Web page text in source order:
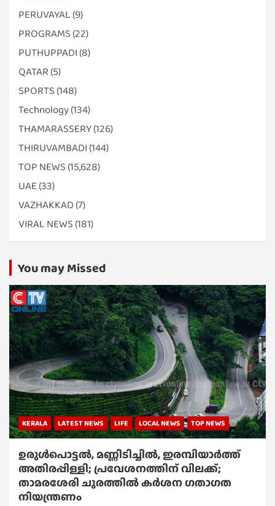
PERUVAYAL (9)
PROGRAMS (22)
PUTHUPPADI (8)
QATAR (5)
SPORTS (148)
Technology(134)
THAMARASSERY(126)
THIRUVAMBADI (144)
TOP NEWS (15,628)
UAE (33)
VAZHAKKAD(7)
VIRAL NEWS (181)
You may Missed
KERALA LATEST NEWS LIFE LOCAL NEWS TOP NEWS
ഉരുൾപൊട്ടൽ, മണ്ണിടിച്ചിൽ, ഇരമ്പിയാര്‍ത്ത്
അതിരപ്പിള്ളി; പ്രവേശനത്തിന് വിലക്ക്;
താമരശേരി ചുരത്തില്‍ കര്‍ശന ഗതാഗത
നിയന്ത്രണം